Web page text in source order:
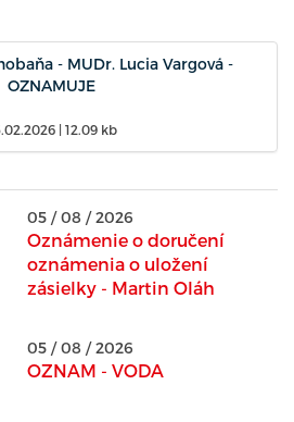
- MUDr. Lucia Vargová -
OZNAMUJE
| 12.09 kb
05 / 08 / 2026
Oznámenie o doručení
oznámenia o uložení
zásielky - Martin Oláh
05 / 08 / 2026
OZNAM - VODA